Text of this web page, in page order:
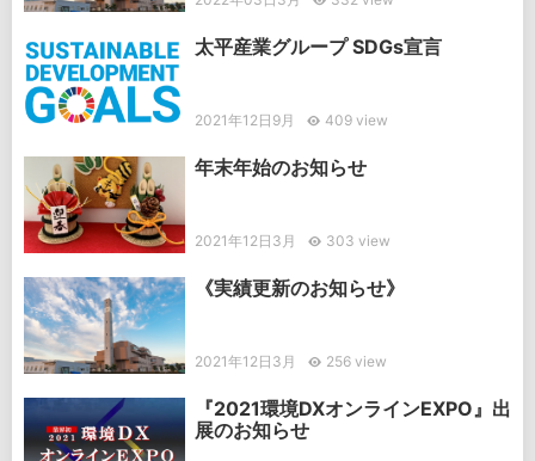
太平産業グループ SDGs宣言
2021年12日9月 409 view
年末年始のお知らせ
2021年12日3月 303 view
《実績更新のお知らせ》
2021年12日3月 256 view
『2021環境DXオンラインEXPO』出
展のお知らせ